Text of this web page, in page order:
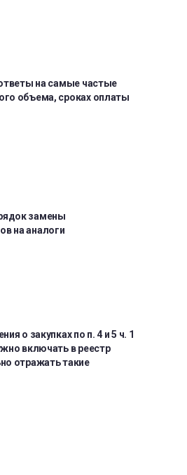
на самые частые
объема, сроках оплаты
замены
на аналоги
о закупках по п. 4 и 5 ч. 1
включать в реестр
отражать такие